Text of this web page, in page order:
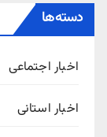
دسته‌ها
اخبار اجتماعی
اخبار استانی